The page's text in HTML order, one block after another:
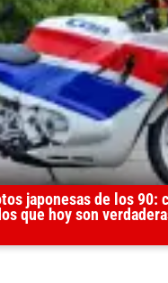
japonesas de los 90:
que hoy son